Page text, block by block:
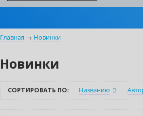
Главная → Новинки
Новинки
СОРТИРОВАТЬ ПО: Названию